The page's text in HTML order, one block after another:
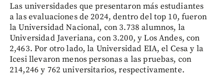
Las universidades que presentaron más estudiantes
a las evaluaciones de 2024, dentro del top 10, fueron
la Universidad Nacional, con 3.738 alumnos, la
Universidad Javeriana, con 3.200, y Los Andes, con
2,463. Por otro lado, la Universidad EIA, el Cesa y la
Icesi llevaron menos personas a las pruebas, con
214,246 y 762 universitarios, respectivamente.